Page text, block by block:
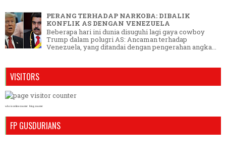
PERANG TERHADAP NARKOBA: DIBALIK
KONFLIK AS DENGAN VENEZUELA
Beberapa hari ini dunia disuguhi lagi gaya cowboy
Trump dalam polugri AS: Ancaman terhadap
Venezuela, yang ditandai dengan pengerahan angka...
VISITORS
who is online counter blog counter
FP GUSDURIANS